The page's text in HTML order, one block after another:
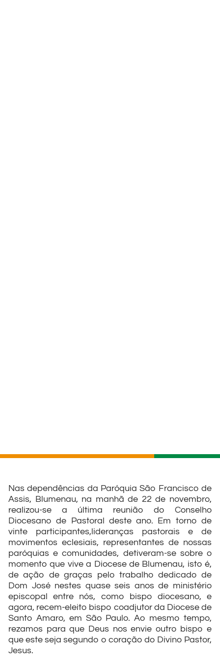
Nas dependências da Paróquia São Francisco de
Assis, Blumenau, na manhã de 22 de novembro,
realizou-se a última reunião do Conselho
Diocesano de Pastoral deste ano. Em torno de
vinte participantes,lideranças pastorais e de
movimentos eclesiais, representantes de nossas
paróquias e comunidades, detiveram-se sobre o
momento que vive a Diocese de Blumenau, isto é,
de ação de graças pelo trabalho dedicado de
Dom José nestes quase seis anos de ministério
episcopal entre nós, como bispo diocesano, e
agora, recem-eleito bispo coadjutor da Diocese de
Santo Amaro, em São Paulo. Ao mesmo tempo,
rezamos para que Deus nos envie outro bispo e
que este seja segundo o coração do Divino Pastor,
Jesus.